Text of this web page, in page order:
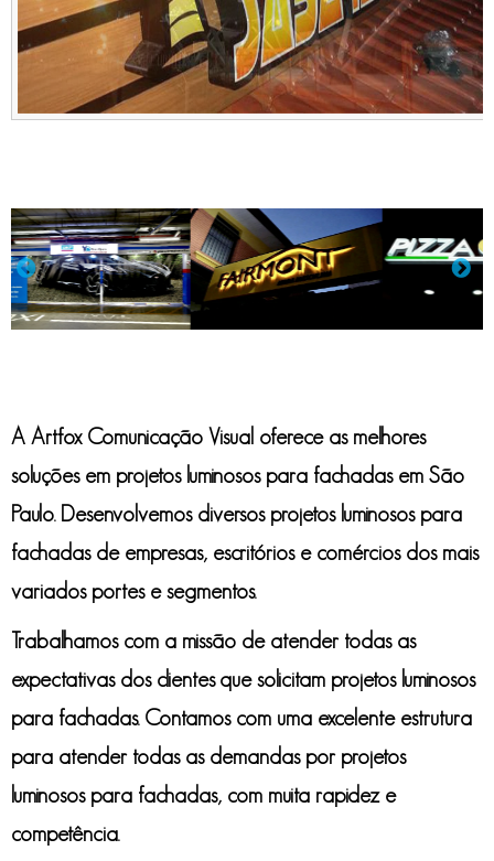
A Artfox Comunicação Visual oferece as melhores
soluções em projetos luminosos para fachadasem São
Paulo. Desenvolvemos diversos projetos luminosos para
fachadasde empresas, escritórios e comércios dos mais
variados portes e segmentos.
Trabalhamos com a missão de atender todas as
expectativas dos clientes que solicitam projetos luminosos
para fachadas. Contamos com uma excelente estrutura
para atender todas as demandas por projetos
luminosos para fachadas, com muita rapidez e
competência.